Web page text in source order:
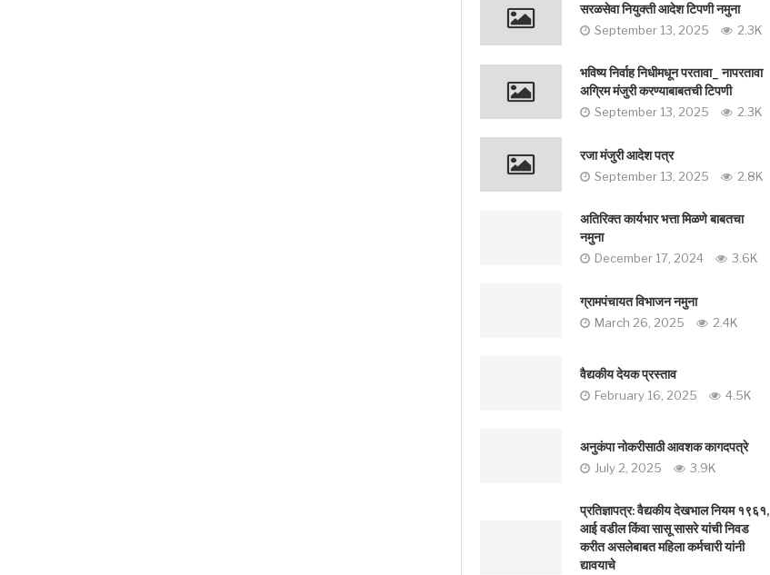
सरळसेवा नियुक्ती आदेश टिपणी नमुना
September 13, 2025 2.3K
भविष्य निर्वाह निधीमधून परतावा_ नापरतावा
अग्रिम मंजुरी करण्याबाबतची टिपणी
September 13, 2025 2.3K
रजा मंजुरी आदेश पत्र
September 13, 2025 2.8K
अतिरिक्त कार्यभार भत्ता मिळणे बाबतचा
नमुना
December 17, 2024 3.6K
ग्रामपंचायत विभाजन नमुना
March 26, 2025 2.4K
वैद्यकीय देयक प्रस्ताव
February 16, 2025 4.5K
अनुकंपा नोकरीसाठी आवशक कागदपत्रे
July 2, 2025 3.9K
प्रतिज्ञापत्र: वैद्यकीय देखभाल नियम १९६१,
आई वडील किंवा सासू सासरे यांची निवड
करीत असलेबाबत महिला कर्मचारी यांनी
द्यावयाचे